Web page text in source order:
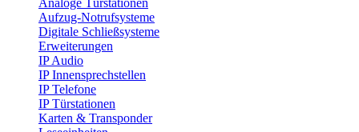
Aufzug-Notrufsysteme
Digitale Schließsysteme
Erweiterungen
IP Audio
IP Innensprechstellen
IP Telefone
IP Türstationen
Karten & Transponder